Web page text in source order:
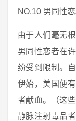
NO.10 男同性
由于人们毫无
男同性恋者在
纷受到限制。
伊始，美国便
者献血。（这
静脉注射毒品